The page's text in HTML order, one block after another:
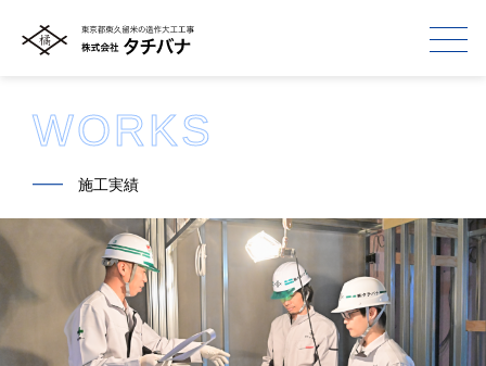
WORKS
━━ 施工実績